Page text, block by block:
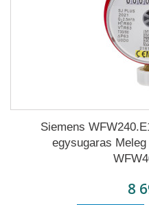
Siemens
egysugaras
8